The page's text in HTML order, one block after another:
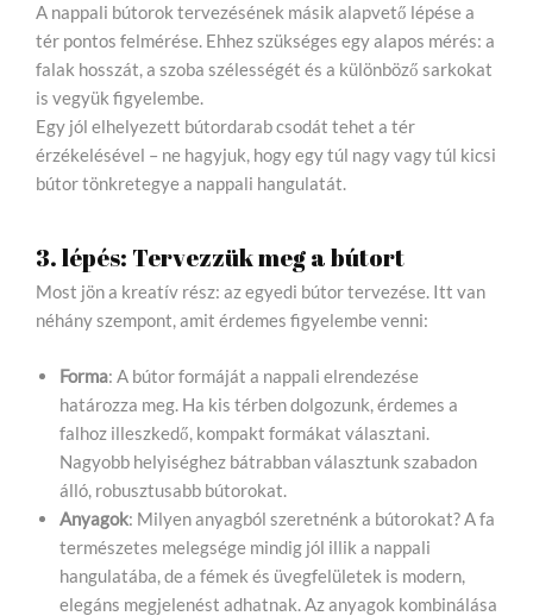
A nappali bútorok tervezésének másik alapvető lépése a
tér pontos felmérése. Ehhez szükséges egy alapos mérés: a
falak hosszát, a szoba szélességét és a különböző sarkokat
is vegyük figyelembe.
Egy jól elhelyezett bútordarab csodát tehet a tér
érzékelésével – ne hagyjuk, hogy egy túl nagy vagy túl kicsi
bútor tönkretegye a nappali hangulatát.
3. lépés: Tervezzük meg a bútort
Most jön a kreatív rész: az egyedi bútor tervezése. Itt van
néhány szempont, amit érdemes figyelembe venni:
Forma: A bútor formáját a nappali elrendezése
határozza meg. Ha kis térben dolgozunk, érdemes a
falhoz illeszkedő, kompakt formákat választani.
Nagyobb helyiséghez bátrabban választunk szabadon
álló, robusztusabb bútorokat.
Anyagok: Milyen anyagból szeretnénk a bútorokat? A fa
természetes melegsége mindig jól illik a nappali
hangulatába, de a fémek és üvegfelületek is modern,
elegáns megjelenést adhatnak. Az anyagok kombinálása